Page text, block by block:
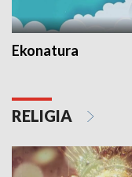
Ekonatura
RELIGIA